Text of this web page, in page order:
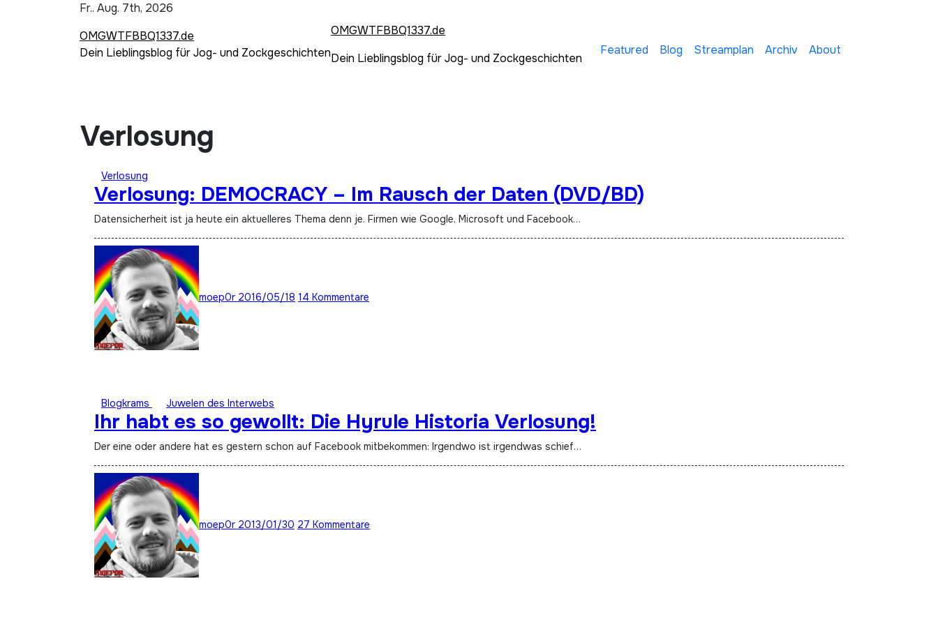
Fr.. Aug. 7th, 2026
OMGWTFBBQ1337.de
Dein Lieblingsblog für Jog- und Zockgeschichten
OMGWTFBBQ1337.de
Dein Lieblingsblog für Jog- und Zockgeschichten
Featured Blog Streamplan Archiv About
Verlosung
Verlosung
Verlosung: DEMOCRACY – Im Rausch der Daten (DVD/BD)
Datensicherheit ist ja heute ein aktuelleres Thema denn je. Firmen wie Google, Microsoft und Facebook…
moep0r 2016/05/18 14 Kommentare
Blogkrams Juwelen des Interwebs
Ihr habt es so gewollt: Die Hyrule Historia Verlosung!
Der eine oder andere hat es gestern schon auf Facebook mitbekommen: Irgendwo ist irgendwas schief…
moep0r 2013/01/30 27 Kommentare